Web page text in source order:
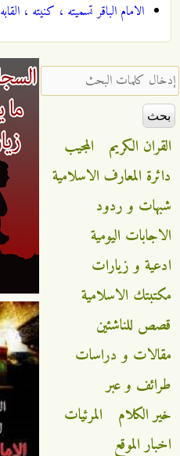
الامام الباقر تسميته ، كنيته ، القابه
‏إدخال كلمات البحث ‏
القران الكريم
المجيب
دائرة المعارف الاسلامية
شبهات و ردود
الاجابات اليومية
ادعية و زيارات
مكتبتك الاسلامية
قصص للناشئين
مقالات و دراسات
طرائف و عبر
خير الكلام
المرئيات
اخبار الموقع